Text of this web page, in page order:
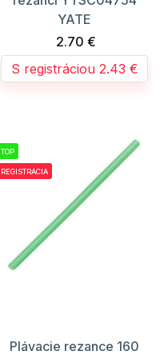
YATE
2.70 €
S registráciou 2.43 €
TOP
REGISTRÁCIA
Plávacie rezance 160